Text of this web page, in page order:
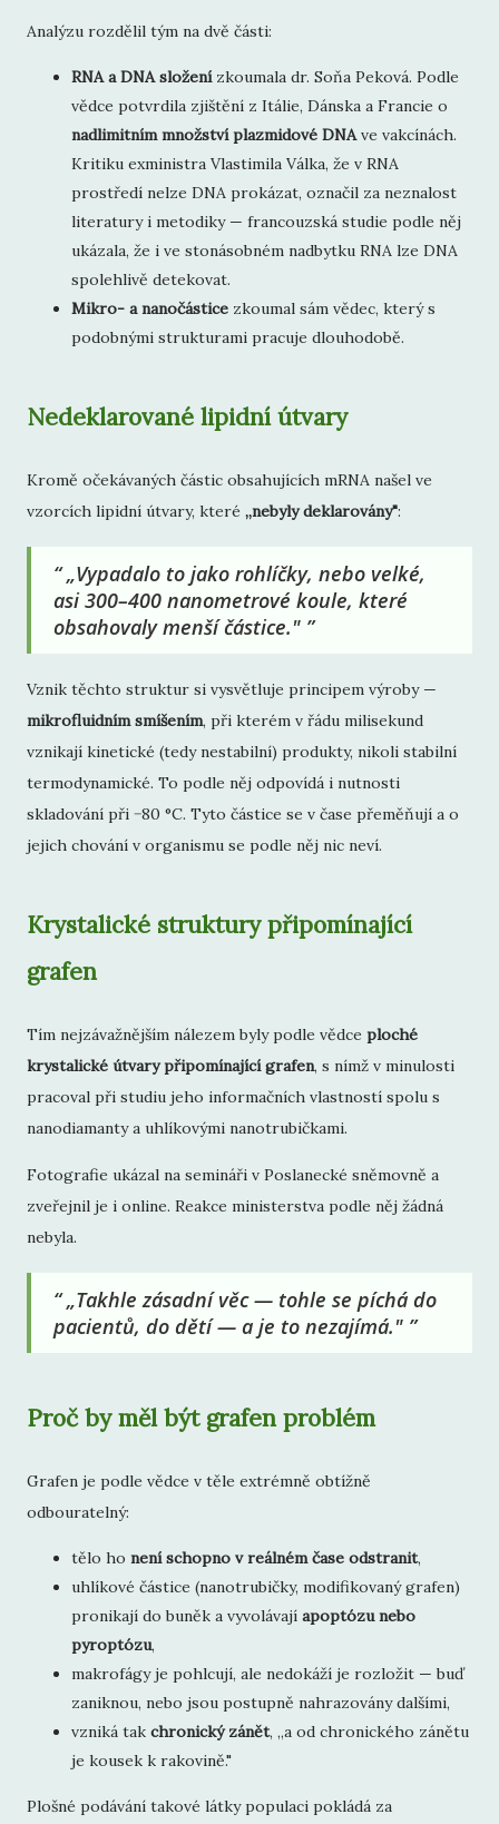
Analýzu rozdělil tým na dvě části:
RNA a DNA složenízkoumala dr. Soňa Peková. Podle
vědce potvrdila zjištění z Itálie, Dánska a Francie o
nadlimitním množství plazmidové DNAve vakcínách.
Kritiku exministra Vlastimila Válka, že v RNA
prostředí nelze DNA prokázat, označil za neznalost
literatury i metodiky — francouzská studie podle něj
ukázala, že i ve stonásobném nadbytku RNA lze DNA
spolehlivě detekovat.
Mikro- a nanočástice zkoumal sám vědec, který s
podobnými strukturami pracuje dlouhodobě.
Nedeklarované lipidní útvary
Kromě očekávaných částic obsahujících mRNA našel ve
vzorcích lipidní útvary, které „nebyly deklarovány":
„Vypadalo to jako rohlíčky, nebo velké,
asi 300–400 nanometrové koule, které
obsahovaly menší částice."
Vznik těchto struktur si vysvětluje principem výroby —
mikrofluidním smíšením, při kterém v řádu milisekund
vznikají kinetické (tedy nestabilní) produkty, nikoli stabilní
termodynamické. To podle něj odpovídá i nutnosti
skladování při −80 °C. Tyto částice se v čase přeměňují a o
jejich chování v organismu se podle něj nic neví.
Krystalické struktury připomínající
grafen
Tím nejzávažnějším nálezem byly podle vědce ploché
krystalické útvary připomínající grafen, s nímž v minulosti
pracoval při studiu jeho informačních vlastností spolu s
nanodiamanty a uhlíkovými nanotrubičkami.
Fotografie ukázal na semináři v Poslanecké sněmovně a
zveřejnil je i online. Reakce ministerstva podle něj žádná
nebyla.
„Takhle zásadní věc — tohle se píchá do
pacientů, do dětí — a je to nezajímá."
Proč by měl být grafen problém
Grafen je podle vědce v těle extrémně obtížně
odbouratelný:
tělo ho není schopno v reálném čase odstranit,
uhlíkové částice (nanotrubičky, modifikovaný grafen)
pronikají do buněk a vyvolávají apoptózu nebo
pyroptózu,
makrofágy je pohlcují, ale nedokáží je rozložit — buď
zaniknou, nebo jsou postupně nahrazovány dalšími,
vzniká tak chronický zánět, „a od chronického zánětu
je kousek k rakovině."
Plošné podávání takové látky populaci pokládá za